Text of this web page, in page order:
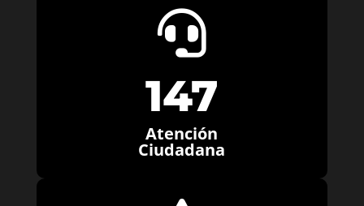

147
Atención
Ciudadana